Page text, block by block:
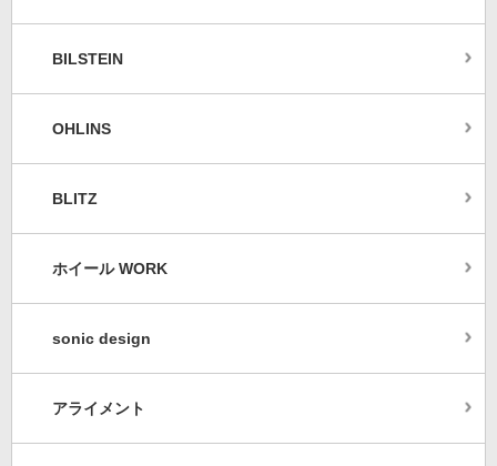
BILSTEIN
OHLINS
BLITZ
ホイール WORK
sonic design
アライメント